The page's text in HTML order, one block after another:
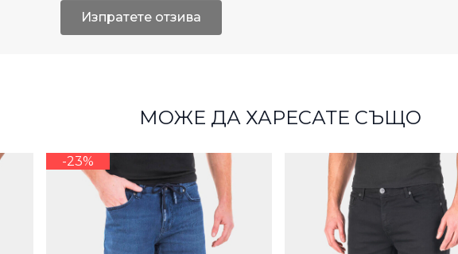
Изпратете отзива
МОЖЕ ДА ХАРЕСАТЕ СЪЩО
-23%